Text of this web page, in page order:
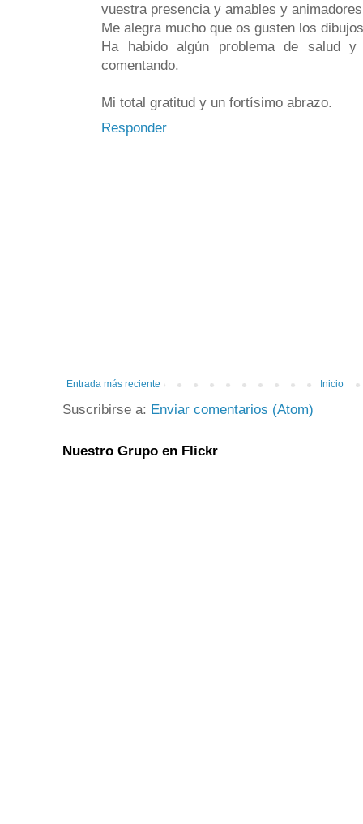
vuestra presencia y amables y
Me alegra mucho que os gusten los
Ha habido algún problema de salud
comentando.
Mi total gratitud y un fortísimo abrazo.
Responder
Entrada más reciente Inicio
Suscribirse a: Enviar comentarios (Atom)
Nuestro Grupo en Flickr